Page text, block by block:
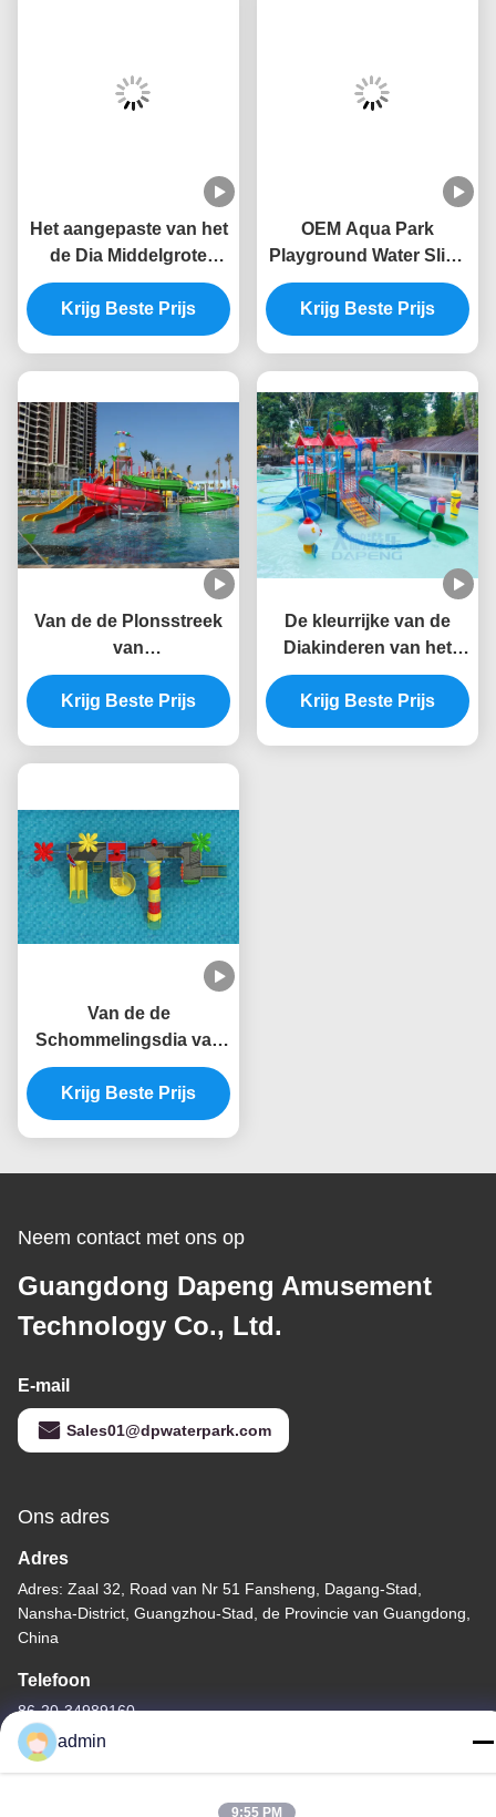
Het aangepaste van het
de Dia Middelgrote
Thema van het
Speelplaatswater Park
Aqua Tower
Krijg Beste Prijs
OEM Aqua Park
Playground Water Slide
de Spronghuis van het
Glasvezel Groot Water
Krijg Beste Prijs
Van de de Plonsstreek
van
speelplaatskinderen de
Anti UViso TUV ROHS
Certificatie van de het
Krijg Beste Prijs
De kleurrijke van de
Diakinderen van het
Speelplaatswater van
de de Glasvezelpool Dia
Goedgekeurde RoHS
Krijg Beste Prijs
Van de de
Schommelingsdia van
de kinderenspeelplaats
van de de Glasvezel
Openluchtschommeling
Waterdia
Krijg Beste Prijs
Neem contact met ons op
Guangdong Dapeng Amusement
Technology Co., Ltd.
E-mail
Sales01@dpwaterpark.com
Ons adres
Adres
Adres: Zaal 32, Road van Nr 51 Fansheng, Dagang-Stad,
Nansha-District, Guangzhou-Stad, de Provincie van Guangdong,
China
Telefoon
86-20-34989160
admin
9:55 PM